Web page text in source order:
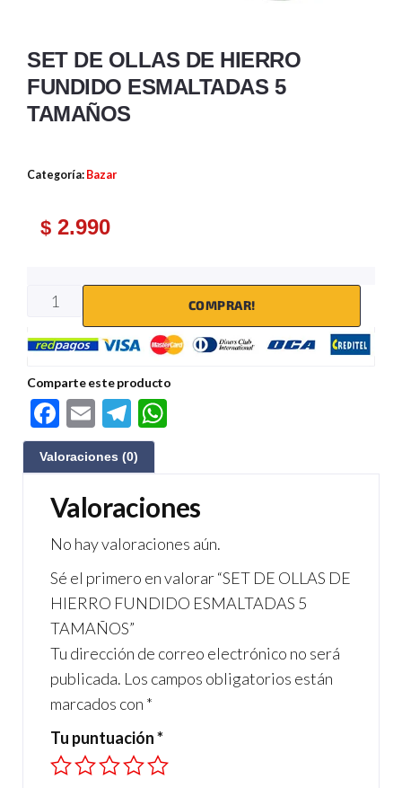
SET DE OLLAS DE HIERRO
FUNDIDO ESMALTADAS 5
TAMAÑOS
Categoría: Bazar
$ 2.990
COMPRAR!
Comparte este producto
F
ac
e
b
o
o
k
E
m
ail
Te
le
gr
a
m
s
A
p
p
Valoraciones (0)
Valoraciones
No hay valoraciones aún.
Sé el primero en valorar “SET DE OLLAS DE
HIERRO FUNDIDO ESMALTADAS 5
TAMAÑOS”
Tu dirección de correo electrónico no será
publicada. Los campos obligatorios están
marcados con *
Tu puntuación*